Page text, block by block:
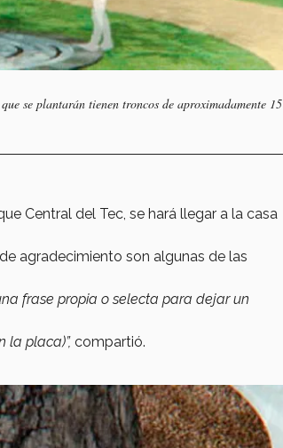
se plantarán tienen troncos de aproximadamente 15
Central del Tec, se hará llegar a la casa
agradecimiento son algunas de las
frase propia o selecta para dejar un
la placa)”, compartió.